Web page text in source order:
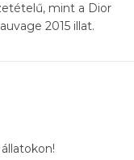
mint a Dior
2015 illat.